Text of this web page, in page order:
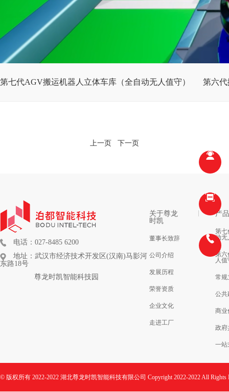
第七代AGV搬运机器人立体车库（全自动无人值守） 第六
上一页 下一页
电话：027-8485 6200
地址：武汉市经济技术开发区(汉南)马影河
东路18号
尊龙时凯智能科技园
关于尊龙
时凯
董事长致辞
公司介绍
发展历程
荣誉资质
企业文化
走进工厂
产
第七
动无
第六
人
常规
公共
商业
政府
一站
© 版权所有 2022-2022 湖北尊龙时凯智能科技有限公司 Copyright 2022-2022 All Rights